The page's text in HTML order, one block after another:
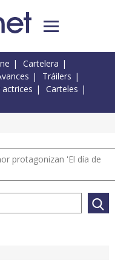
Cartelera
Tráilers
Carteles
protagonizan 'El día de